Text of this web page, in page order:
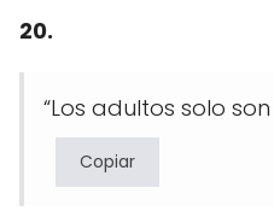
20.
“Los adultos solo
Copiar